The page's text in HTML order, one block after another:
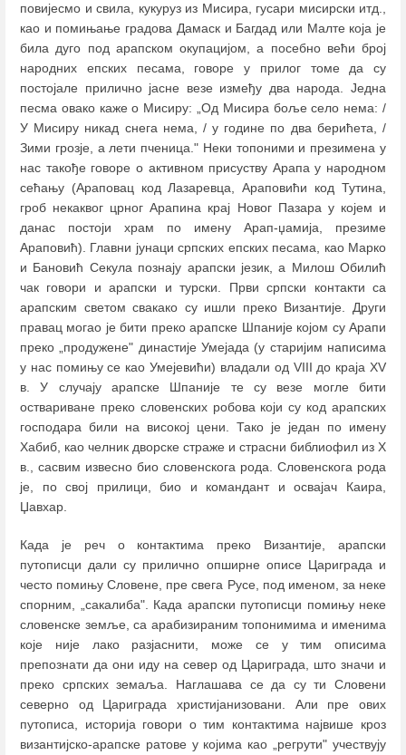
повијесмо и свила, кукуруз из Мисира, гусари мисирски итд.,
као и помињање градова Дамаск и Багдад или Малте која је
била дуго под арапском окупацијом, а посебно већи број
народних епских песама, говоре у прилог томе да су
постојале прилично јасне везе између два народа. Једна
песма овако каже о Мисиру: „Од Мисира боље село нема: /
У Мисиру никад снега нема, / у године по два берићета, /
Зими грозје, а лети пченица." Неки топоними и презимена у
нас такође говоре о активном присуству Арапа у народном
сећању (Араповац код Лазаревца, Араповићи код Тутина,
гроб некаквог црног Арапина крај Новог Пазара у којем и
данас постоји храм по имену Арап-џамија, презиме
Араповић). Главни јунаци српских епских песама, као Марко
и Бановић Секула познају арапски језик, а Милош Обилић
чак говори и арапски и турски. Први српски контакти са
арапским светом свакако су ишли преко Византије. Други
правац могао је бити преко арапске Шпаније којом су Арапи
преко „продужене" династије Умејада (у старијим написима
у нас помињу се као Умејевићи) владали од VIII до краја XV
в. У случају арапске Шпаније те су везе могле бити
оствариване преко словенских робова који су код арапских
господара били на високој цени. Тако је један по имену
Хабиб, као челник дворске страже и страсни библиофил из Х
в., сасвим извесно био словенскога рода. Словенскога рода
је, по свој прилици, био и командант и освајач Каира,
Џавхар.
Када је реч о контактима преко Византије, арапски
путописци дали су прилично опширне описе Цариграда и
често помињу Словене, пре свега Русе, под именом, за неке
спорним, „сакалиба". Када арапски путописци помињу неке
словенске земље, са арабизираним топонимима и именима
које није лако разјаснити, може се у тим описима
препознати да они иду на север од Цариграда, што значи и
преко српских земаља. Наглашава се да су ти Словени
северно од Цариграда христијанизовани. Али пре ових
путописа, историја говори о тим контактима највише кроз
византијско-арапске ратове у којима као „регрути" учествују